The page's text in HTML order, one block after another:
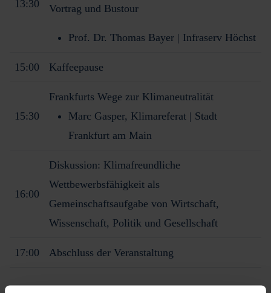
13:30
Vortrag und Bustour
Prof. Dr. Thomas Bayer | Infraserv Höchst
15:00 Kaffeepause
15:30
Frankfurts Wege zur Klimaneutralität
Marc Gasper, Klimareferat | Stadt
Frankfurt am Main
16:00
Diskussion: Klimafreundliche
Wettbewerbsfähigkeit als
Gemeinschaftsaufgabe von Wirtschaft,
Wissenschaft, Politik und Gesellschaft
17:00 Abschluss der Veranstaltung